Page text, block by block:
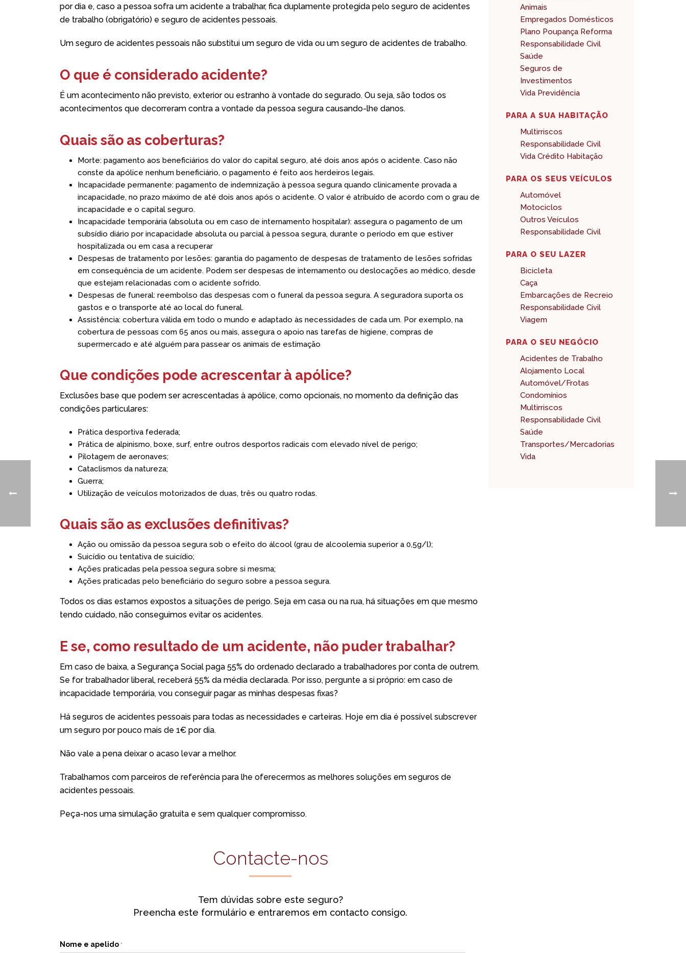
por dia e, caso a pessoa sofra um acidente a trabalhar, fica duplamente protegida pelo seguro de acidentes
de trabalho (obrigatório) e seguro de acidentes pessoais.
Um seguro de acidentes pessoais não substitui um seguro de vida ou um seguro de acidentes de trabalho.
O que é considerado acidente?
É um acontecimento não previsto, exterior ou estranho à vontade do segurado. Ou seja, são todos os
acontecimentos que decorreram contra a vontade da pessoa segura causando-lhe danos.
Quais são as coberturas?
Morte: pagamento aos beneficiários do valor do capital seguro, até dois anos após o acidente. Caso não
conste da apólice nenhum beneficiário, o pagamento é feito aos herdeiros legais.
Incapacidade permanente: pagamento de indemnização à pessoa segura quando clinicamente provada a
incapacidade, no prazo máximo de até dois anos após o acidente. O valor é atribuído de acordo com o grau de
incapacidade e o capital seguro.
Incapacidade temporária (absoluta ou em caso de internamento hospitalar): assegura o pagamento de um
subsídio diário por incapacidade absoluta ou parcial à pessoa segura, durante o período em que estiver
hospitalizada ou em casa a recuperar
Despesas de tratamento por lesões: garantia do pagamento de despesas de tratamento de lesões sofridas
em consequência de um acidente. Podem ser despesas de internamento ou deslocações ao médico, desde
que estejam relacionadas com o acidente sofrido.
Despesas de funeral: reembolso das despesas com o funeral da pessoa segura. A seguradora suporta os
gastos e o transporte até ao local do funeral.
Assistência: cobertura válida em todo o mundo e adaptado às necessidades de cada um. Por exemplo, na
cobertura de pessoas com 65 anos ou mais, assegura o apoio nas tarefas de higiene, compras de
supermercado e até alguém para passear os animais de estimação
Que condições pode acrescentar à apólice?
Exclusões base que podem ser acrescentadas à apólice, como opcionais, no momento da definição das
condições particulares:
Prática desportiva federada;
Prática de alpinismo, boxe, surf, entre outros desportos radicais com elevado nível de perigo;
Pilotagem de aeronaves;
Cataclismos da natureza;
Guerra;
Utilização de veículos motorizados de duas, três ou quatro rodas.
Quais são as exclusões definitivas?
Ação ou omissão da pessoa segura sob o efeito do álcool (grau de alcoolemia superior a 0,5g/l);
Suicídio ou tentativa de suicídio;
Ações praticadas pela pessoa segura sobre si mesma;
Ações praticadas pelo beneficiário do seguro sobre a pessoa segura.
Todos os dias estamos expostos a situações de perigo. Seja em casa ou na rua, há situações em que mesmo
tendo cuidado, não conseguimos evitar os acidentes.
E se, como resultado de um acidente, não puder trabalhar?
Em caso de baixa, a Segurança Social paga 55% do ordenado declarado a trabalhadores por conta de outrem.
Se for trabalhador liberal, receberá 55% da média declarada. Por isso, pergunte a si próprio: em caso de
incapacidade temporária, vou conseguir pagar as minhas despesas fixas?
Há seguros de acidentes pessoais para todas as necessidades e carteiras. Hoje em dia é possível subscrever
um seguro por pouco mais de 1€ por dia.
Não vale a pena deixar o acaso levar a melhor.
Trabalhamos com parceiros de referência para lhe oferecermos as melhores soluções em seguros de
acidentes pessoais.
Peça-nos uma simulação gratuita e sem qualquer compromisso.
Contacte-nos
Tem dúvidas sobre este seguro?
Preencha este formulário e entraremos em contacto consigo.
Nome e apelido *
Animais
Empregados Domésticos
Plano Poupança Reforma
Responsabilidade Civil
Saúde
Seguros de
Investimentos
Vida Previdência
PARA A SUA HABITAÇÃO
Multirriscos
Responsabilidade Civil
Vida Crédito Habitação
PARA OS SEUS VEÍCULOS
Automóvel
Motociclos
Outros Veículos
Responsabilidade Civil
PARA O SEU LAZER
Bicicleta
Caça
Embarcações de Recreio
Responsabilidade Civil
Viagem
PARA O SEU NEGÓCIO
Acidentes de Trabalho
Alojamento Local
Automóvel/Frotas
Condomínios
Multirriscos
Responsabilidade Civil
Saúde
Transportes/Mercadorias
Vida